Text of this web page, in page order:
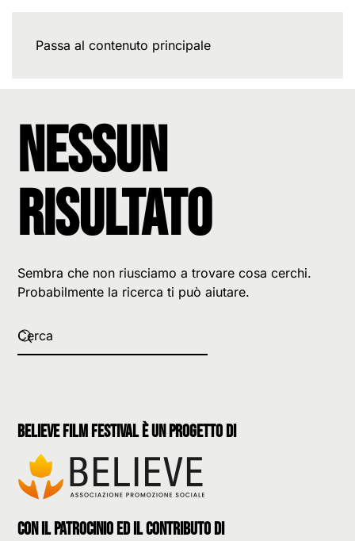
Passa al contenuto principale
Nessun
risultato
Sembra che non riusciamo a trovare cosa cerchi.
Probabilmente la ricerca ti può aiutare.
believe film festival è un progetto di
con il patrocinio ed il contributo di